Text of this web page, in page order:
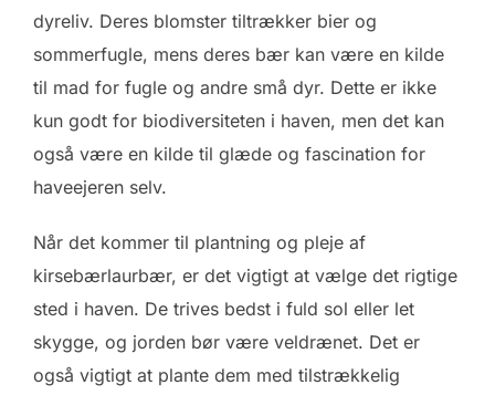
dyreliv. Deres blomster tiltrækker bier og
sommerfugle, mens deres bær kan være en kilde
til mad for fugle og andre små dyr. Dette er ikke
kun godt for biodiversiteten i haven, men det kan
også være en kilde til glæde og fascination for
haveejeren selv.
Når det kommer til plantning og pleje af
kirsebærlaurbær, er det vigtigt at vælge det rigtige
sted i haven. De trives bedst i fuld sol eller let
skygge, og jorden bør være veldrænet. Det er
også vigtigt at plante dem med tilstrækkelig